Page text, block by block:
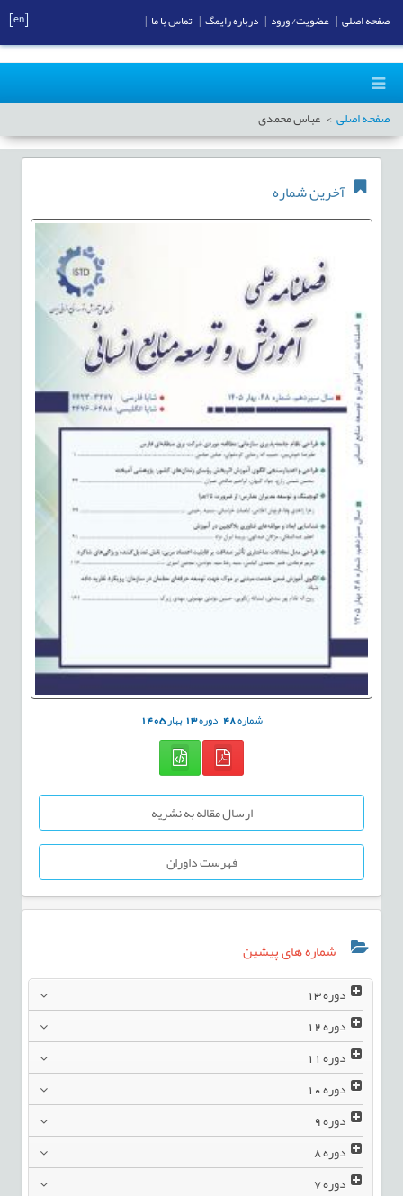
صفحه اصلی عباس محمدی
آخرین شماره
شماره48 دوره13بهار1405
ارسال مقاله به نشریه
فهرست داوران
شماره های پیشین
دوره13
دوره12
دوره11
دوره10
دوره9
دوره8
دوره7
صفحه اصلی عضویت/ ورود درباره رایمگ تماس با ما